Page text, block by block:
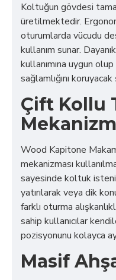
Koltuğun gövdesi
üretilmektedir.
oturumlarda vücudu
kullanım sunar.
kullanımına uygun
sağlamlığını
Çift Kollu
Wood Kapitone
mekanizması
sayesinde koltuk
yatırılarak veya dik
farklı oturma
sahip kullanıcılar
pozisyonunu kolayca
Masif